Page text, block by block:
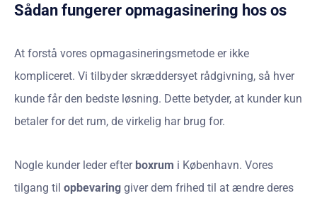
Sådan fungerer opmagasinering hos os
At forstå vores opmagasineringsmetode er ikke
kompliceret. Vi tilbyder skræddersyet rådgivning, så hver
kunde får den bedste løsning. Dette betyder, at kunder kun
betaler for det rum, de virkelig har brug for.
Nogle kunder leder efter boxrum i København. Vores
tilgang til opbevaring giver dem frihed til at ændre deres